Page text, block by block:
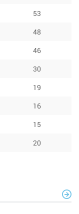
53
48
46
30
19
16
15
20